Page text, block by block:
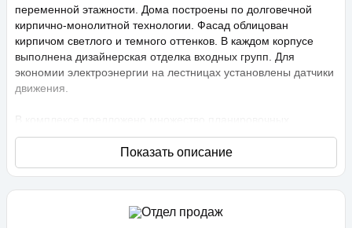
переменной этажности. Дома построены по долговечной
кирпично-монолитной технологии. Фасад облицован
кирпичом светлого и темного оттенков. В каждом корпусе
выполнена дизайнерская отделка входных групп. Для
экономии электроэнергии на лестницах установлены датчики
движения.
В комплексе предложено множество планировочных
решений: в наличии квартиры, как классического типа, так и
европланировки. Они сдаются с подчистовой отделкой,
высота потолков составляет 2,75 метра. В квартирах